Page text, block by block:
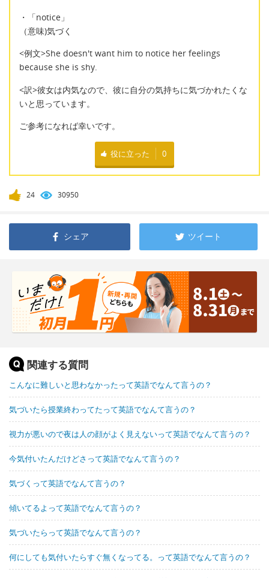
・「notice」
（意味)気づく
<例文>She doesn't want him to notice her feelings
because she is shy.
<訳>彼女は内気なので、彼に自分の気持ちに気づかれたくな
いと思っています。
ご参考になれば幸いです。
役に立った 0
24 30950
シェア ツイート
関連する質問
こんなに難しいと思わなかったって英語でなんて言うの？
気づいたら授業終わってたって英語でなんて言うの？
視力が悪いので夜は人の顔がよく見えないって英語でなんて言うの？
今気付いたんだけどさって英語でなんて言うの？
気づくって英語でなんて言うの？
傾いてるよって英語でなんて言うの？
気づいたらって英語でなんて言うの？
何にしても気付いたらすぐ無くなってる。って英語でなんて言うの？